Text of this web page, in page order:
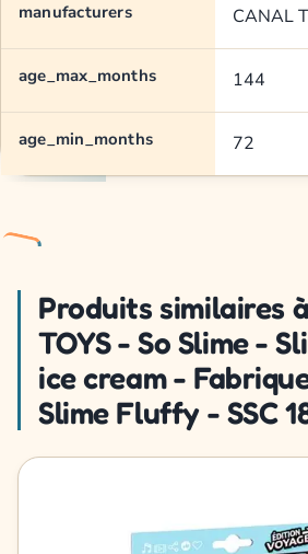
manufacturers CANAL
age_max_months 144
age_min_months 72
Produits similaires
TOYS - So Slime -
ice cream -
Slime Fluffy - SSC